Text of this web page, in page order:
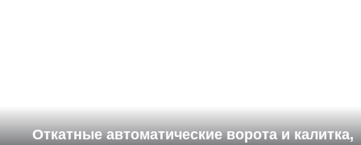
Откатные автоматические ворота и калитка,